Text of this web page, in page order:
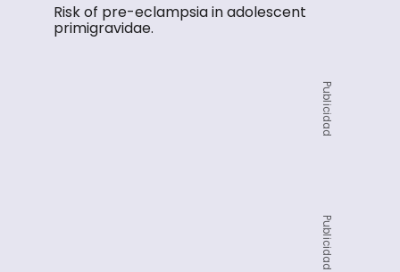
Risk of pre-eclampsia in adolescent
primigravidae.
Publicidad
Publicidad